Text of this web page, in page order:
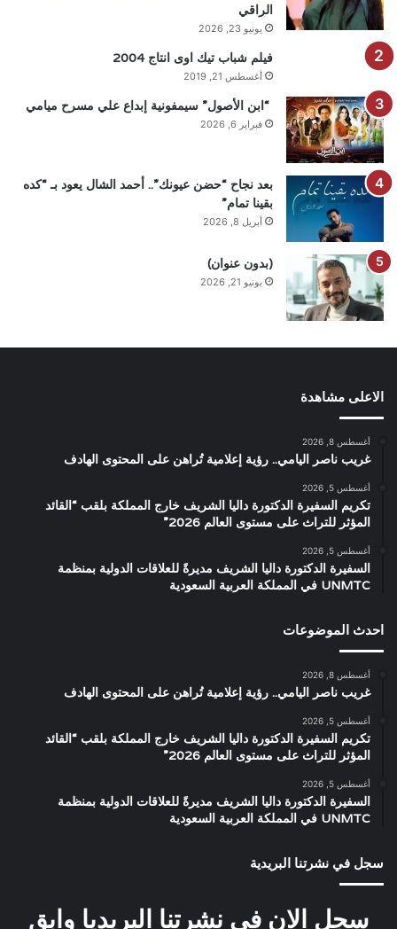
الراقي
يونيو 23, 2026
فيلم شباب تيك اوى انتاج 2004
أغسطس 21, 2019
“ابن الأصول” سيمفونية إبداع علي مسرح ميامي
فبراير 6, 2026
بعد نجاح “حضن عيونك”.. أحمد الشال يعود بـ “كده
بقينا تمام”
أبريل 8, 2026
(بدون عنوان)
يونيو 21, 2026
الاعلى مشاهدة
أغسطس 8, 2026
غريب ناصر اليامي.. رؤية إعلامية تُراهن على المحتوى الهادف
أغسطس 5, 2026
تكريم السفيرة الدكتورة داليا الشريف خارج المملكة بلقب “القائد
المؤثر للتراث على مستوى العالم 2026”
أغسطس 5, 2026
السفيرة الدكتورة داليا الشريف مديرةً للعلاقات الدولية بمنظمة
UNMTC في المملكة العربية السعودية
احدث الموضوعات
أغسطس 8, 2026
غريب ناصر اليامي.. رؤية إعلامية تُراهن على المحتوى الهادف
أغسطس 5, 2026
تكريم السفيرة الدكتورة داليا الشريف خارج المملكة بلقب “القائد
المؤثر للتراث على مستوى العالم 2026”
أغسطس 5, 2026
السفيرة الدكتورة داليا الشريف مديرةً للعلاقات الدولية بمنظمة
UNMTC في المملكة العربية السعودية
سجل في نشرتنا البريدية
سجل الان في نشرتنا البريديا وابق